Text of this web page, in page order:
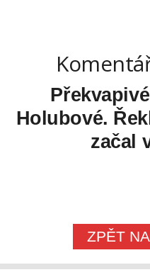
Holubové.
začal
ZPĚT